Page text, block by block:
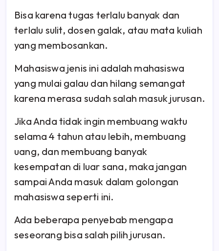
Bisa karena tugas terlalu banyak dan
terlalu sulit, dosen galak, atau mata kuliah
yang membosankan.
Mahasiswa jenis ini adalah mahasiswa
yang mulai galau dan hilang semangat
karena merasa sudah salah masuk jurusan.
Jika Anda tidak ingin membuang waktu
selama 4 tahun atau lebih, membuang
uang, dan membuang banyak
kesempatan di luar sana, maka jangan
sampai Anda masuk dalam golongan
mahasiswa seperti ini.
Ada beberapa penyebab mengapa
seseorang bisa salah pilih jurusan.